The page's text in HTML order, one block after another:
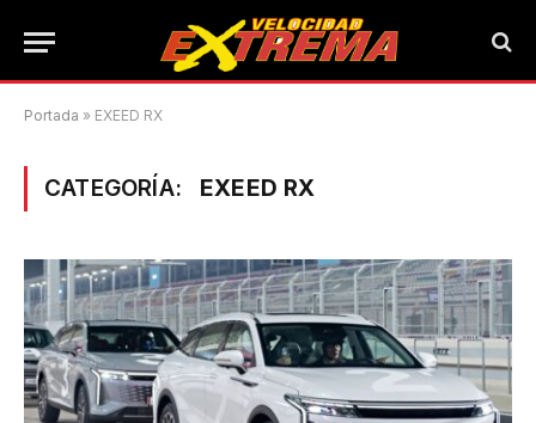
Portada » EXEED RX
CATEGORÍA: EXEED RX